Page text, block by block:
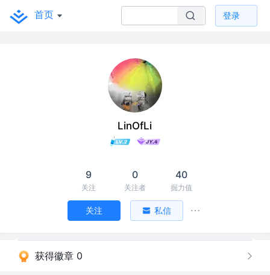
首页 登录
LinOfLi
9
关注
0
关注者
40
掘力值
关注 私信
获得徽章 0